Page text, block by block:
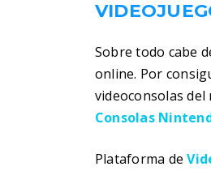
Sobre todo cabe
online. Por
videoconsolas del
Consolas
Plataforma de